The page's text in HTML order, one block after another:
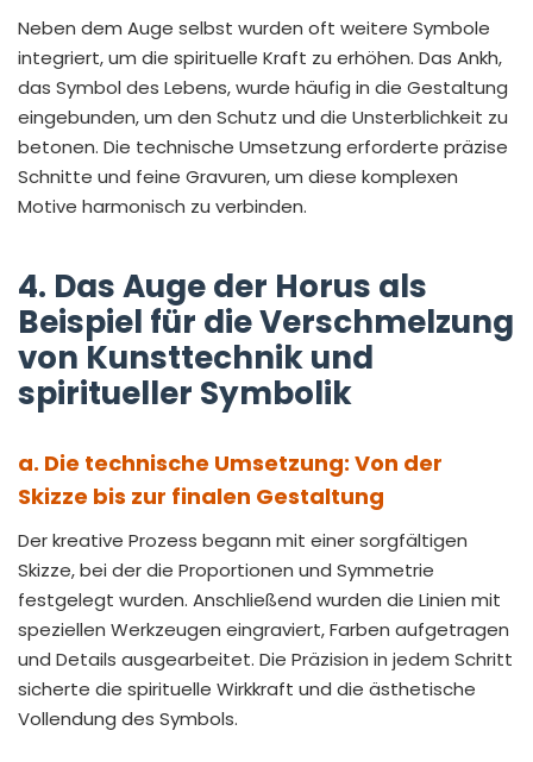
Neben dem Auge selbst wurden oft weitere Symbole
integriert, um die spirituelle Kraft zu erhöhen. Das Ankh,
das Symbol des Lebens, wurde häufig in die Gestaltung
eingebunden, um den Schutz und die Unsterblichkeit zu
betonen. Die technische Umsetzung erforderte präzise
Schnitte und feine Gravuren, um diese komplexen
Motive harmonisch zu verbinden.
4. Das Auge der Horus als
Beispiel für die Verschmelzung
von Kunsttechnik und
spiritueller Symbolik
a. Die technische Umsetzung: Von der
Skizze bis zur finalen Gestaltung
Der kreative Prozess begann mit einer sorgfältigen
Skizze, bei der die Proportionen und Symmetrie
festgelegt wurden. Anschließend wurden die Linien mit
speziellen Werkzeugen eingraviert, Farben aufgetragen
und Details ausgearbeitet. Die Präzision in jedem Schritt
sicherte die spirituelle Wirkkraft und die ästhetische
Vollendung des Symbols.